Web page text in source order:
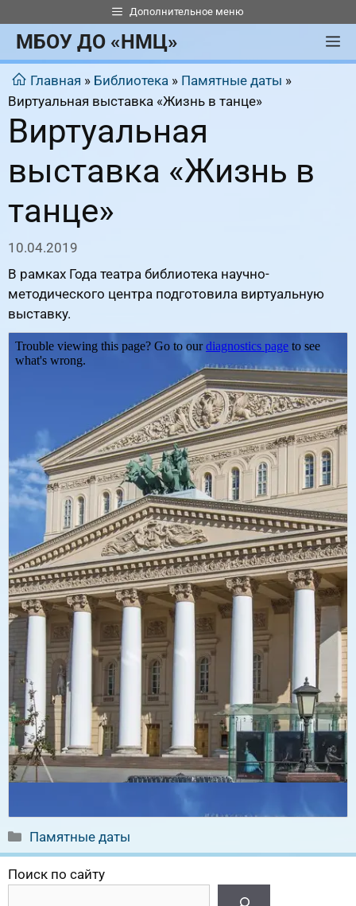
к
содержимому
Дополнительное меню
МБОУ ДО «НМЦ»
Главная » Библиотека » Памятные даты »
Виртуальная выставка «Жизнь в танце»
Виртуальная
выставка «Жизнь в
танце»
10.04.2019
В рамках Года театра библиотека научно-
методического центра подготовила виртуальную
выставку.
Рубрики
Памятные даты
Поиск по сайту